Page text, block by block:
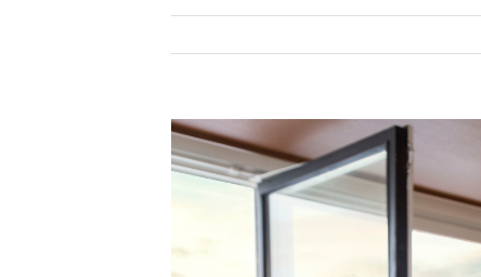
Zeige
grösseres
Bild